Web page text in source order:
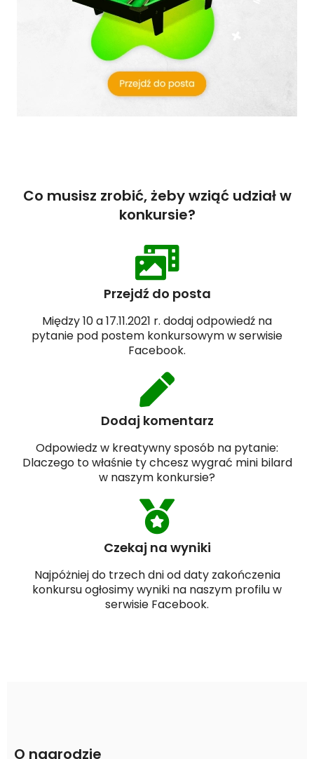
Co musisz zrobić, żeby wziąć udział w
konkursie?
Przejdź do posta
Między 10 a 17.11.2021 r. dodaj odpowiedź na
pytanie pod postem konkursowym w serwisie
Facebook.
Dodaj komentarz
Odpowiedz w kreatywny sposób na pytanie:
Dlaczego to właśnie ty chcesz wygrać mini bilard
w naszym konkursie?
Czekaj na wyniki
Najpóżniej do trzech dni od daty zakończenia
konkursu ogłosimy wyniki na naszym profilu w
serwisie Facebook.
O nagrodzie